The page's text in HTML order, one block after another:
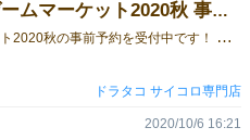
【再記】ゲームマーケット2020秋 事前予約のご案内
ゲ
ームマーケット2020秋の事前予約を受付中です！ 新クーポンコード／dorataco2020 ※一部商品にはクーポンコードをご利用いただけません。 事前予約期間／11月10日まで お支払期限／11月11日正午まで 新型コロナウイルス感染症対策のため、 当日に受取るだけの事前予約をご利用ください。 密集状態を避けるためイベント当日の販売種類は 過去イベントの3分の1程になります。 ◆イベント会場でのお渡しだから送料が0円！ 事前予約をご希望の際は配送方法の設定で 「◆ゲームマーケット2020秋◆手渡しのみ◆」をお選びください。 ◆事前予約額によってオマケがレベルアップ！ 事前予約額が3,000円→6,000円→9,000円→12,000円と増えて行くに従って・・・ 【ご注意事項】 ※事前にご予約頂いた方の優位性を確保するため、イベント会場価格に合わせて、差額をご返金いたします。 ※事前予約のご注文に"ご予約品"を含めないでください。 ※銀行振込・郵便振替は11月11日正午までにお支払いをお願いいたします。 ※配送方法の設定で必ず「◆ゲームマーケット2020秋◆手渡しのみ◆」をお選びください。送料が0円となります。 ※イベント当日の受け渡しとなります。ご指定住所への発送は致しませんのでご注意ください。 ご注文承り後、受注確認メールにてイベント受け渡し用の「ご予約番号」をお送りいたします。 受け渡し時に、「ご予約番号」をスタッフにお伝えください。 ドラタコ
ドラタコ サイコロ専門店
2020/10/6 16:21